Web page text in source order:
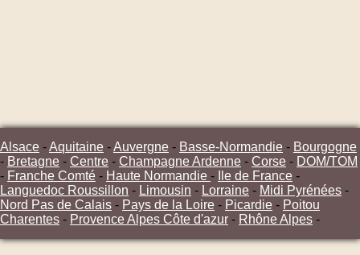
Alsace -Aquitaine -Auvergne - Basse-Normandie - Bourgogne
- Bretagne - Centre - Champagne Ardenne - Corse - DOM/TOM
- Franche Comté - Haute Normandie - Ile de France -
Languedoc Roussillon - Limousin - Lorraine - Midi Pyrénées -
Nord Pas de Calais - Pays de la Loire - Picardie - Poitou
Charentes - Provence Alpes Côte d'azur - Rhône Alpes -